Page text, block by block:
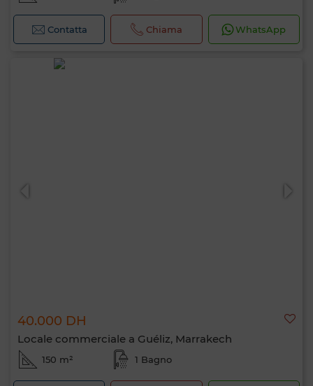
Contatta Chiama WhatsApp
40.000 DH
Locale commerciale a Guéliz, Marrakech
150 m² 1 Bagno